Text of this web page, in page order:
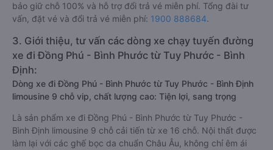
bảo giữ chỗ 100% và hỗ trợ đổi trả vé miễn phí. Tổng đài tư
vấn, đặt vé và đổi trả vé miễn phí: 1900 888684.
3. Giới thiệu, tư vấn các dòng xe chạy tuyến đường
xe đi Đồng Phú - Bình Phước từ Tuy Phước - Bình
Định:
Dòng xe đi Đồng Phú - Bình Phước từ Tuy Phước - Bình Định
limousine 9 chỗ vip, chất lượng cao: Tiện lợi, sang trọng
Là sản phẩm xe đi Đồng Phú - Bình Phước từ Tuy Phước -
Bình Định limousine 9 chỗ cải tiến từ xe 16 chỗ. Nội thất được
làm lại với các ghế bọc da chuẩn Châu Âu, không chỉ êm ái